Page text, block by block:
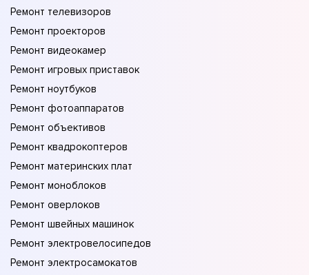
Ремонт телевизоров
Ремонт проекторов
Ремонт видеокамер
Ремонт игровых приставок
Ремонт ноутбуков
Ремонт фотоаппаратов
Ремонт объективов
Ремонт квадрокоптеров
Ремонт материнских плат
Ремонт моноблоков
Ремонт оверлоков
Ремонт швейных машинок
Ремонт электровелосипедов
Ремонт электросамокатов